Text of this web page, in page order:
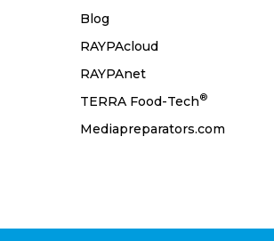
Blog
RAYPAcloud
RAYPAnet
TERRA Food-Tech®
Mediapreparators.com